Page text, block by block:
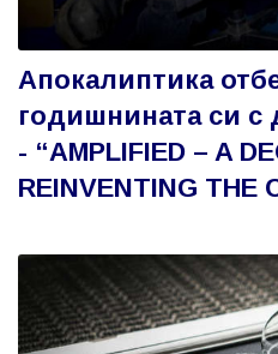
Апокалиптика
годишнината си с
- “AMPLIFIED – A
REINVENTING THE